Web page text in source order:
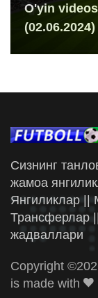
O'yin
(02.06.2024)
Сизнинг
жамоа
Янгиликлар ||
Трансферлар
жадваллари
Copyright ©
is made with